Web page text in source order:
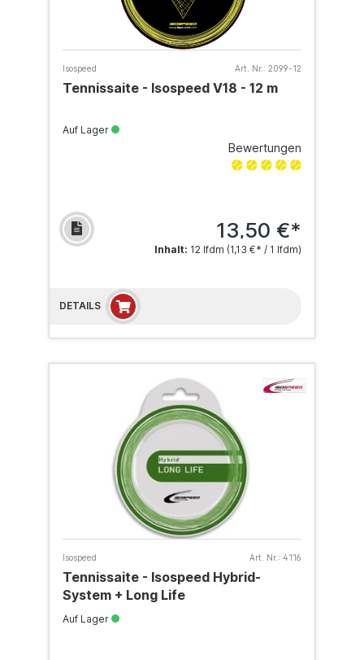
Isospeed Art. Nr.: 2099-12
Tennissaite - Isospeed V18 - 12 m
Auf Lager
Bewertungen
13,50 €*
Inhalt: 12 lfdm (1,13 €* / 1 lfdm)
DETAILS
Isospeed Art. Nr.: 4116
Tennissaite - Isospeed Hybrid-
System + Long Life
Auf Lager